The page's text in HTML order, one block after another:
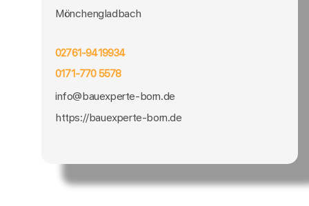
Mönchengladbach
02761-9419934
0171-770 5578
info@bauexperte-born.de
https://bauexperte-born.de